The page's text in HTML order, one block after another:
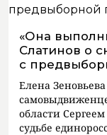
«Она
Слатинов о
с
Елена
области
судьбе